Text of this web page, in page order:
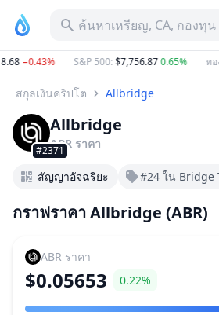
ค้นหาเหรียญ, CA, กองทุน
−0.43% S&P 500:$7,756.870.65% ทอง
สกุลเงินคริปโต Allbridge
#2371
Allbridge
ABR ราคา
สัญญาอัจฉริยะ #24 ใน Bridge
กราฟราคา Allbridge (ABR)
ABR ราคา
$0.05653 0.22%